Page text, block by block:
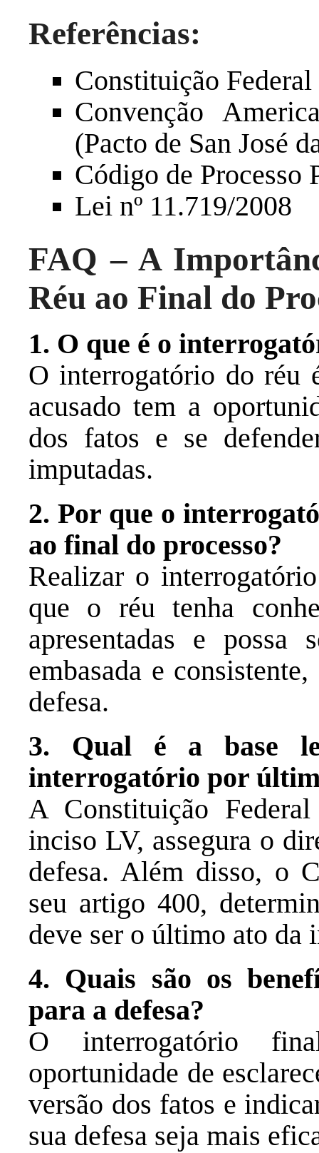
Referências:
Constituição Federal
Convenção
(Pacto de San José
Código de Processo
Lei nº 11.719/2008
FAQ – A
Réu ao Final do
1. O que é o
O interrogatório do réu
acusado tem a
dos fatos e se
imputadas.
2. Por que o
ao final do processo?
Realizar o
que o réu tenha
apresentadas e possa
embasada e
defesa.
3. Qual é a base
interrogatório por
A Constituição
inciso LV, assegura o
defesa. Além disso, o
seu artigo 400,
deve ser o último ato da
4. Quais são os
para a defesa?
O interrogatório
oportunidade de
versão dos fatos e
sua defesa seja mais